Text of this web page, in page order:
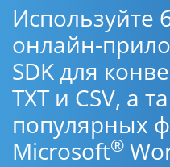
Используйте
онлайн-
SDK для
TXT и CSV, а
популярных
Microsoft®